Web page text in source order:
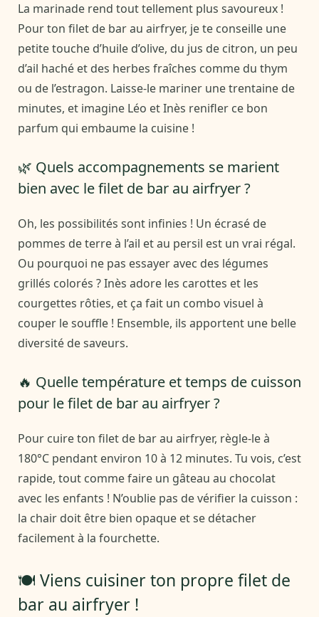
La marinade rend tout tellement plus savoureux !
Pour ton filet de bar au airfryer, je te conseille une
petite touche d’huile d’olive, du jus de citron, un peu
d’ail haché et des herbes fraîches comme du thym
ou de l’estragon. Laisse-le mariner une trentaine de
minutes, et imagine Léo et Inès renifler ce bon
parfum qui embaume la cuisine !
🌿 Quels accompagnements se marient
bien avec le filet de bar au airfryer ?
Oh, les possibilités sont infinies ! Un écrasé de
pommes de terre à l’ail et au persil est un vrai régal.
Ou pourquoi ne pas essayer avec des légumes
grillés colorés ? Inès adore les carottes et les
courgettes rôties, et ça fait un combo visuel à
couper le souffle ! Ensemble, ils apportent une belle
diversité de saveurs.
🔥 Quelle température et temps de cuisson
pour le filet de bar au airfryer ?
Pour cuire ton filet de bar au airfryer, règle-le à
180°C pendant environ 10 à 12 minutes. Tu vois, c’est
rapide, tout comme faire un gâteau au chocolat
avec les enfants ! N’oublie pas de vérifier la cuisson :
la chair doit être bien opaque et se détacher
facilement à la fourchette.
🍽️ Viens cuisiner ton propre filet de
bar au airfryer !